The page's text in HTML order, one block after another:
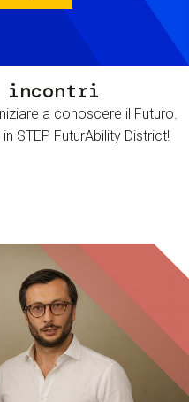
incontri
a conoscere il Futuro.
STEP FuturAbility District!